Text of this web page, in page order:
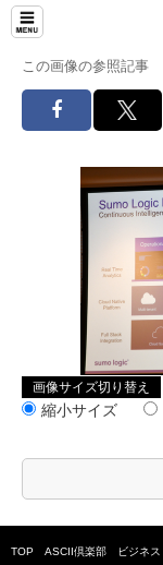
この画像の参照記事
画像サイズ切り替え
縮小サイズ
TOP ASCII倶楽部 ビジネス